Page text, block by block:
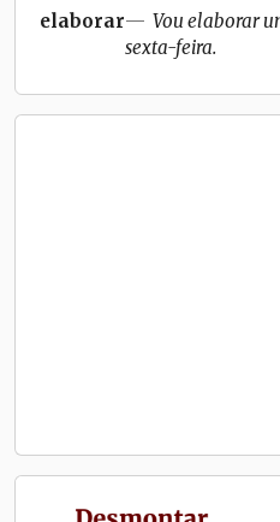
elaborar
Vou elaborar
sexta-feira.